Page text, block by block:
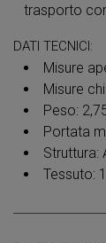
trasporto
DATI TECNICI:
Misure
Misure
Peso:
Portata
Struttura:
Tessuto: